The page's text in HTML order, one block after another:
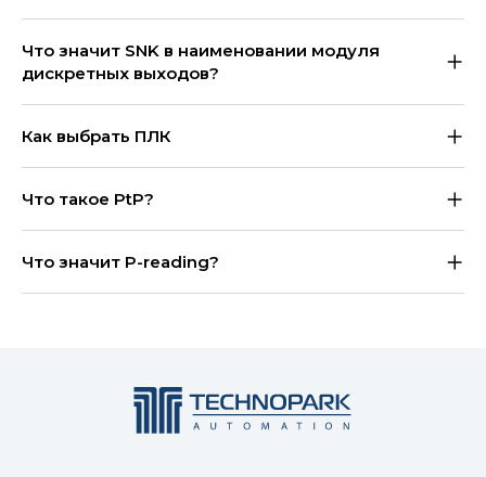
Что значит SNK в наименовании модуля
дискретных выходов?
Как выбрать ПЛК
Что такое PtP?
Что значит P-reading?